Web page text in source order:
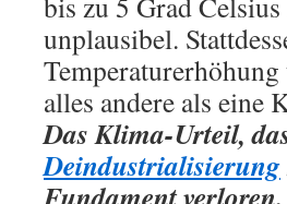
unplausibel.
alles andere als eine
Das Klima-Urteil,
Deindustrialisierung